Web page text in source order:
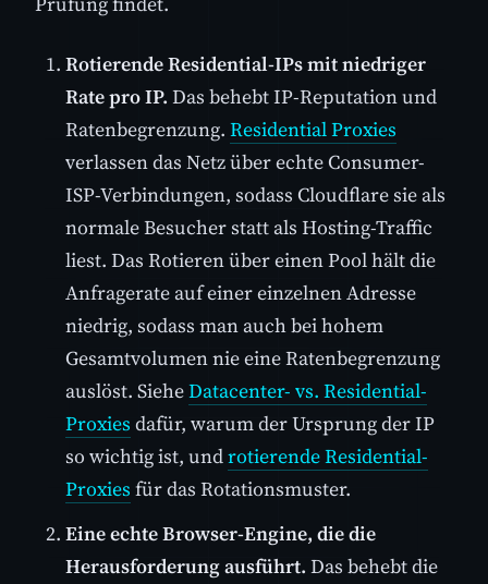
Rotierende Residential-IPs mit niedriger
Rate pro IP. Das behebt IP-Reputation und
Ratenbegrenzung. Residential Proxies
verlassen das Netz über echte Consumer-
ISP-Verbindungen, sodass Cloudflare sie als
normale Besucher statt als Hosting-Traffic
liest. Das Rotieren über einen Pool hält die
Anfragerate auf einer einzelnen Adresse
niedrig, sodass man auch bei hohem
Gesamtvolumen nie eine Ratenbegrenzung
auslöst. SieheDatacenter- vs. Residential-
Proxies dafür, warum der Ursprung der IP
so wichtig ist, undrotierende Residential-
Proxies für das Rotationsmuster.
Eine echte Browser-Engine, die die
Herausforderung ausführt. Das behebt die